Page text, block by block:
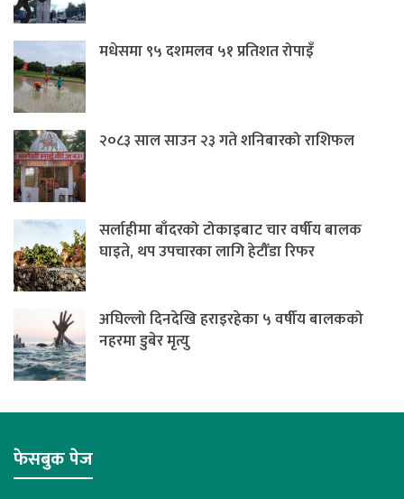
मधेसमा ९५ दशमलव ५१ प्रतिशत रोपाइँ
२०८३ साल साउन २३ गते शनिबारको राशिफल
सर्लाहीमा बाँदरको टोकाइबाट चार वर्षीय बालक
घाइते, थप उपचारका लागि हेटौँडा रिफर
अघिल्लो दिनदेखि हराइरहेका ५ वर्षीय बालकको
नहरमा डुबेर मृत्यु
फेसबुक पेज